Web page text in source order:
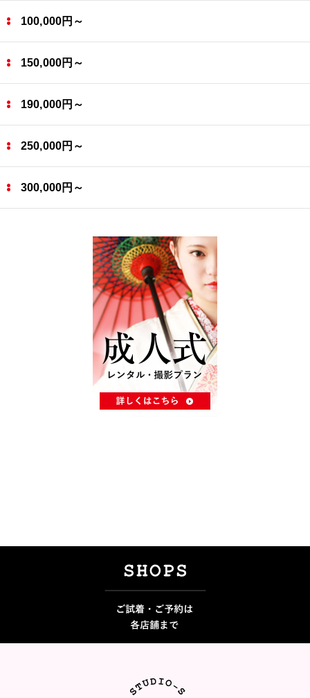
100,000円～
150,000円～
190,000円～
250,000円～
300,000円～